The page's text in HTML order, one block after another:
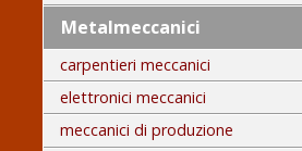
Metalmeccanici
carpentieri meccanici
elettronici meccanici
meccanici di produzione